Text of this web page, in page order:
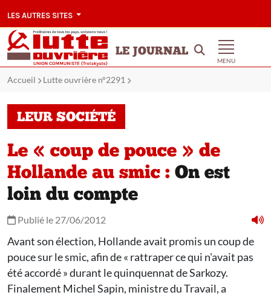
LES AUTRES SITES
LE JOURNAL
MENU
Accueil Lutte ouvrière n°2291
LEUR SOCIÉTÉ
Le « coup de pouce » de
Hollande au smic : On est
loin du compte
Publié le 27/06/2012
Avant son élection, Hollande avait promis un coup de
pouce sur le smic, afin de « rattraper ce qui n'avait pas
été accordé » durant le quinquennat de Sarkozy.
Finalement Michel Sapin, ministre du Travail, a